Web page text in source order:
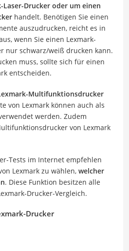
Laser-Drucker oder um einen
handelt. Benötigen Sie einen
auszudrucken, reicht es in
wenn Sie einen Lexmark-
nur schwarz/weiß drucken kann.
muss, sollte sich für einen
entscheiden.
Multifunktionsdrucker
von Lexmark können auch als
werden. Zudem
von Lexmark
Tests im Internet empfehlen
Lexmark zu wählen, welcher
. Diese Funktion besitzen alle
Drucker-Vergleich.
Drucker